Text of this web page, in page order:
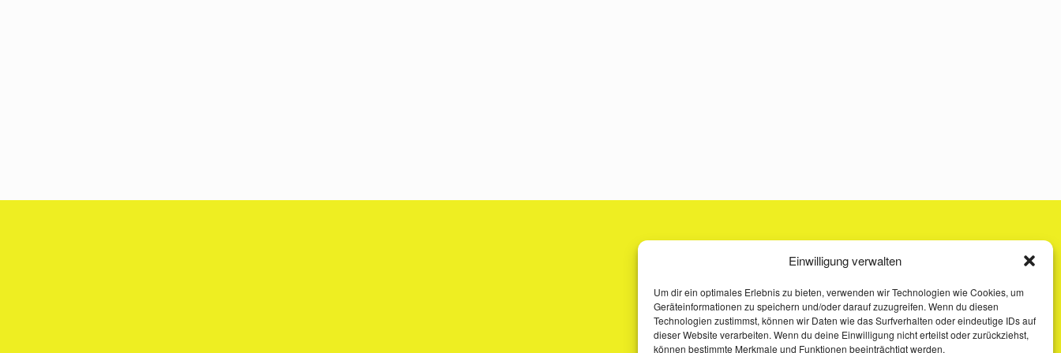
Einwilligung verwalten
Um dir ein optimales Erlebnis zu bieten, verwenden wir Technologien wie Cookies, um
Geräteinformationen zu speichern und/oder darauf zuzugreifen. Wenn du diesen
Technologien zustimmst, können wir Daten wie das Surfverhalten oder eindeutige IDs auf
dieser Website verarbeiten. Wenn du deine Einwilligung nicht erteilst oder zurückziehst,
können bestimmte Merkmale und Funktionen beeinträchtigt werden.